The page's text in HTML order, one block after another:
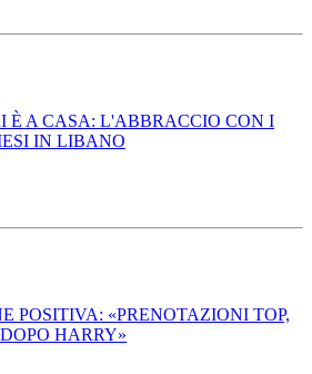
È A CASA: L'ABBRACCIO CON I
IN LIBANO
POSITIVA: «PRENOTAZIONI TOP,
HARRY»